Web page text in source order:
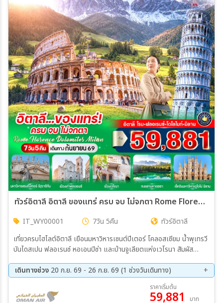
ทัวร์อิตาลี อิตาลี ของแทร่ ครบ จบ ไม่จกตา Rome Florence Dolomites Milan (IT) 7วัน 5คืน (WY)
IT_WY00001 7วัน 5คืน
ทัวร์อิตาลี
เที่ยวครบไฮไลต์อิตาลี เยือนมหาวิหารเซนต์ปีเตอร์ โคลอสเซียม น้ำพุเทรวี
บันไดสเปน ฟลอเรนซ์ หอเอนปิซ่า และบ้านจูเลียตแห่งเวโรนา สัมผัส
อร์ทิเซ และทะเลสาบคาเรซซา พร้อมพักผ่อนริมทะเลสาบโคโม่ ปิดท้ายที่มิ
ลาน ชมมหาวิหารดูโอโม่ และช้อปปิ้งสุดเพลิดเพลิน ณ Galleria Vittorio
Emanuele II
เดินทางช่วง 20 ก.ย. 69 - 26 ก.ย. 69 (1 ช่วงวันเดินทาง)
ราคาเริ่มต้น
59,881 บาท